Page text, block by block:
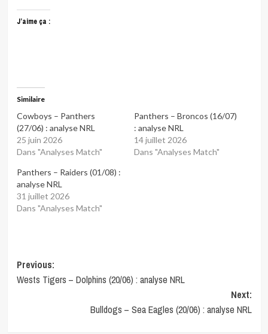
J’aime ça :
Similaire
Cowboys – Panthers
(27/06) : analyse NRL
25 juin 2026
Dans "Analyses Match"
Panthers – Broncos (16/07)
: analyse NRL
14 juillet 2026
Dans "Analyses Match"
Panthers – Raiders (01/08) :
analyse NRL
31 juillet 2026
Dans "Analyses Match"
Post
navigation
Previous:
Wests Tigers – Dolphins (20/06) : analyse NRL
Next:
Bulldogs – Sea Eagles (20/06) : analyse NRL